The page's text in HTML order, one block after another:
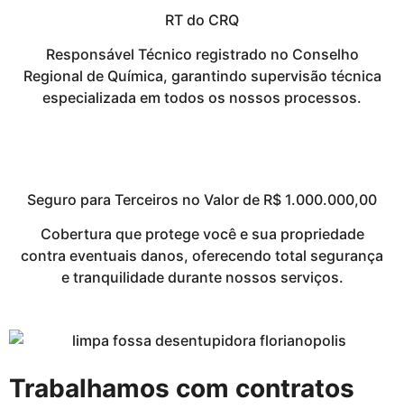
RT do CRQ
Responsável Técnico registrado no Conselho
Regional de Química, garantindo supervisão técnica
especializada em todos os nossos processos.
Seguro para Terceiros no Valor de R$ 1.000.000,00
Cobertura que protege você e sua propriedade
contra eventuais danos, oferecendo total segurança
e tranquilidade durante nossos serviços.
Trabalhamos com contratos